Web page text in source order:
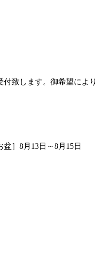
致します。御希望により
］8月13日～8月15日